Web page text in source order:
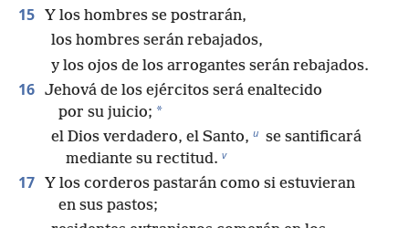
15
Y los hombres se postrarán,
los hombres serán rebajados,
y los ojos de los arrogantes serán rebajados.
16 Jehová de los ejércitos será enaltecido
por su juicio; *
el Dios verdadero, el Santo, u se santificará
mediante su rectitud. v
17
Y los corderos pastarán como si estuvieran
en sus pastos;